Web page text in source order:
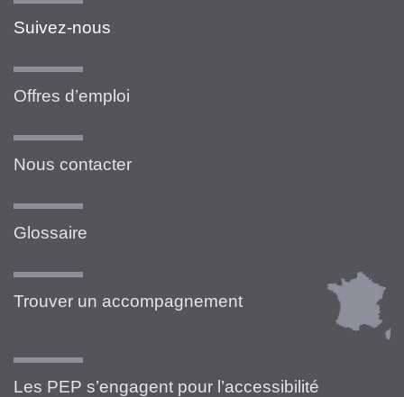
Suivez-nous
Offres d’emploi
Nous contacter
Glossaire
Trouver un accompagnement
Les PEP s’engagent pour l’accessibilité